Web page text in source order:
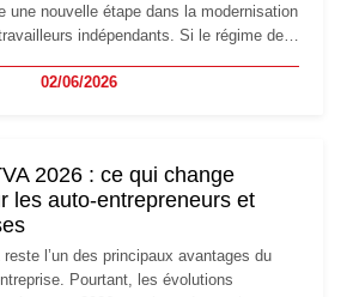
une nouvelle étape dans la modernisation
indépendants. Si le régime de
devront s'adapter à un environnement
02/06/2026
2026 : ce qui change
les auto-entrepreneurs et
l’un des principaux avantages du
Pourtant, les évolutions